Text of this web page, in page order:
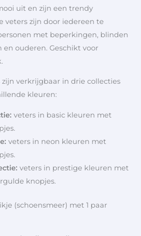
uit en zijn een trendy
veters zijn door iedereen te
met beperkingen, blinden
en ouderen. Geschikt voor
zijn verkrijgbaar in drie collecties
kleuren:
: veters in basic kleuren met
veters in neon kleuren met
veters in prestige kleuren met
knopjes.
(schoensmeer) met 1 paar